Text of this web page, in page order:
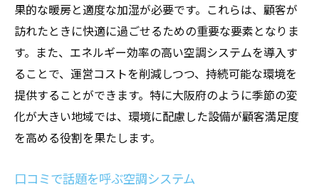
果的な暖房と適度な加湿が必要です。これらは、顧客が
訪れたときに快適に過ごせるための重要な要素となりま
す。また、エネルギー効率の高い空調システムを導入す
ることで、運営コストを削減しつつ、持続可能な環境を
提供することができます。特に大阪府のように季節の変
化が大きい地域では、環境に配慮した設備が顧客満足度
を高める役割を果たします。
口コミで話題を呼ぶ空調システム